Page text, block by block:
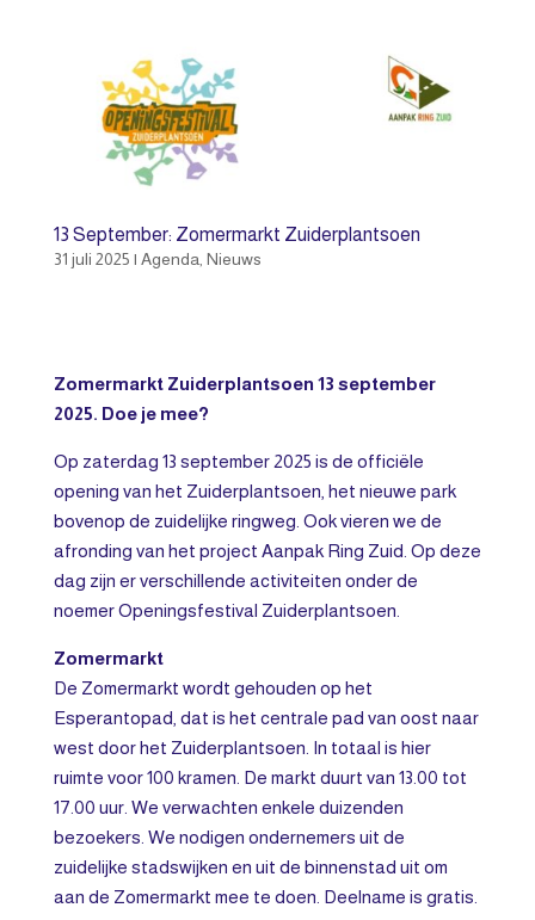
13 September: Zomermarkt Zuiderplantsoen
31 juli 2025 | Agenda Nieuws
Zomermarkt Zuiderplantsoen 13 september
2025. Doe je mee?
Op zaterdag 13 september 2025 is de officiële
opening van het Zuiderplantsoen, het nieuwe park
bovenop de zuidelijke ringweg. Ook vieren we de
afronding van het project Aanpak Ring Zuid. Op deze
dag zijn er verschillende activiteiten onder de
noemer Openingsfestival Zuiderplantsoen.
Zomermarkt
De Zomermarkt wordt gehouden op het
Esperantopad, dat is het centrale pad van oost naar
west door het Zuiderplantsoen. In totaal is hier
ruimte voor 100 kramen. De markt duurt van 13.00 tot
17.00 uur. We verwachten enkele duizenden
bezoekers. We nodigen ondernemers uit de
zuidelijke stadswijken en uit de binnenstad uit om
aan de Zomermarkt mee te doen. Deelname is gratis.